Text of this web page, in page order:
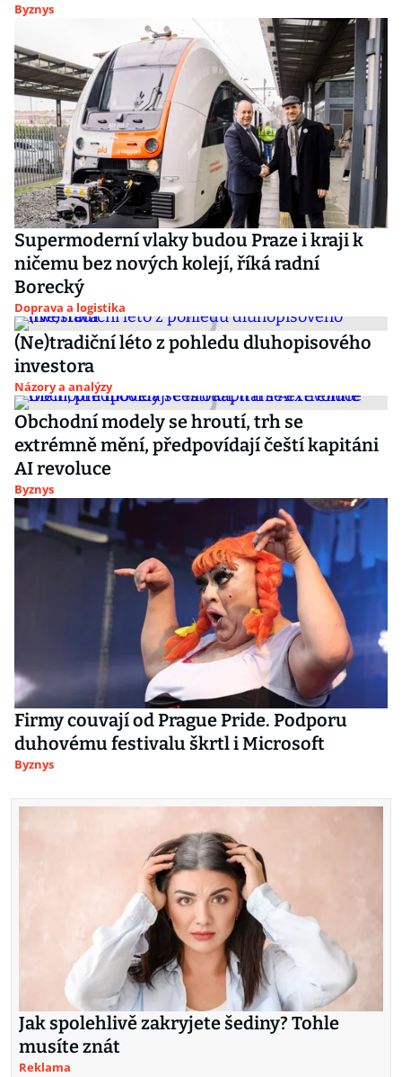
Byznys
Supermoderní vlaky budou Praze i kraji k
ničemu bez nových kolejí, říká radní
Borecký
Doprava a logistika
(Ne)tradiční léto z pohledu dluhopisového
investora
Názory a analýzy
Obchodní modely se hroutí, trh se
extrémně mění, předpovídají čeští kapitáni
AI revoluce
Byznys
Firmy couvají od Prague Pride. Podporu
duhovému festivalu škrtl i Microsoft
Byznys
Jak spolehlivě zakryjete šediny? Tohle
musíte znát
Reklama